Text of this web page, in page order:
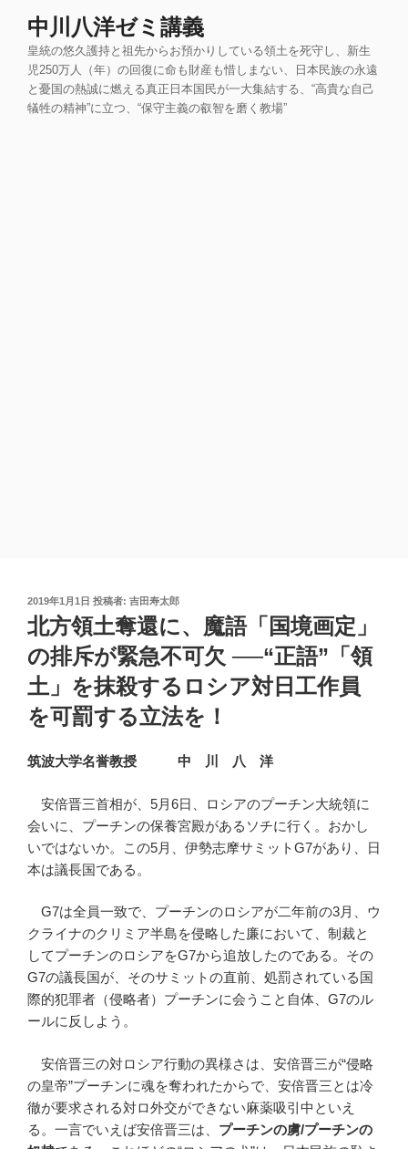
中川八洋ゼミ講義
皇統の悠久護持と祖先からお預かりしている領土を死守し、新生
児250万人（年）の回復に命も財産も惜しまない、日本民族の永遠
と憂国の熱誠に燃える真正日本国民が一大集結する、“高貴な自己
犠牲の精神”に立つ、“保守主義の叡智を磨く教場”
投
稿
日:
2019年1月1日 投稿者: 吉田寿太郎
北方領土奪還に、魔語「国境画定」
の排斥が緊急不可欠 ──“正語”「領
土」を抹殺するロシア対日工作員
を可罰する立法を！
筑波大学名誉教授 中 川 八 洋
安倍晋三首相が、5月6日、ロシアのプーチン大統領に
会いに、プーチンの保養宮殿があるソチに行く。おかし
いではないか。この5月、伊勢志摩サミットG7があり、日
本は議長国である。
G7は全員一致で、プーチンのロシアが二年前の3月、ウ
クライナのクリミア半島を侵略した廉において、制裁と
してプーチンのロシアをG7から追放したのである。その
G7の議長国が、そのサミットの直前、処罰されている国
際的犯罪者（侵略者）プーチンに会うこと自体、G7のル
ールに反しよう。
安倍晋三の対ロシア行動の異様さは、安倍晋三が“侵略
の皇帝”プーチンに魂を奪われたからで、安倍晋三とは冷
徹が要求される対ロ外交ができない麻薬吸引中といえ
る。一言でいえば安倍晋三は、 プーチンの虜/プーチンの